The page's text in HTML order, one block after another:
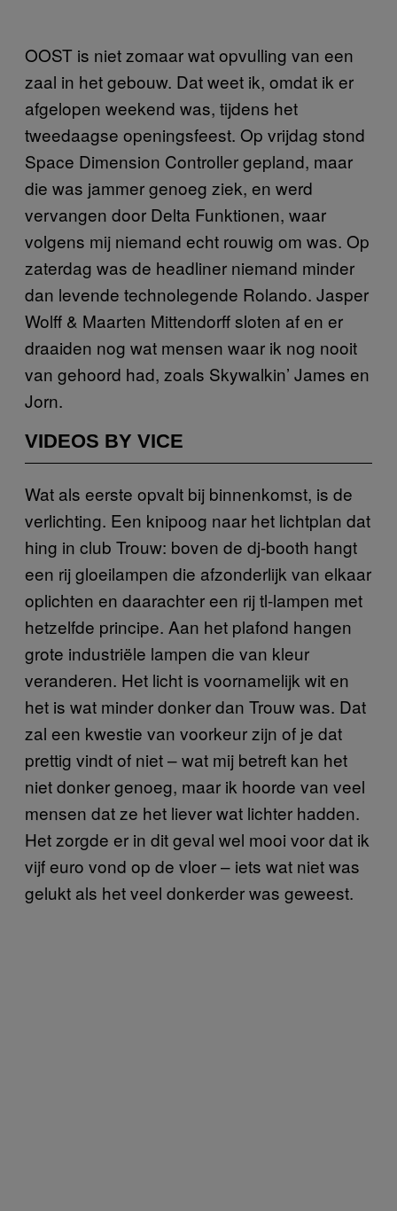
OOST is niet zomaar wat opvulling van een
zaal in het gebouw. Dat weet ik, omdat ik er
afgelopen weekend was, tijdens het
tweedaagse openingsfeest. Op vrijdag stond
Space Dimension Controller gepland, maar
die was jammer genoeg ziek, en werd
vervangen door Delta Funktionen, waar
volgens mij niemand echt rouwig om was. Op
zaterdag was de headliner niemand minder
dan levende technolegende Rolando. Jasper
Wolff & Maarten Mittendorff sloten af en er
draaiden nog wat mensen waar ik nog nooit
van gehoord had, zoals Skywalkin’ James en
Jorn.
VIDEOS BY VICE
Wat als eerste opvalt bij binnenkomst, is de
verlichting. Een knipoog naar het lichtplan dat
hing in club Trouw: boven de dj-booth hangt
een rij gloeilampen die afzonderlijk van elkaar
oplichten en daarachter een rij tl-lampen met
hetzelfde principe. Aan het plafond hangen
grote industriële lampen die van kleur
veranderen. Het licht is voornamelijk wit en
het is wat minder donker dan Trouw was. Dat
zal een kwestie van voorkeur zijn of je dat
prettig vindt of niet – wat mij betreft kan het
niet donker genoeg, maar ik hoorde van veel
mensen dat ze het liever wat lichter hadden.
Het zorgde er in dit geval wel mooi voor dat ik
vijf euro vond op de vloer – iets wat niet was
gelukt als het veel donkerder was geweest.